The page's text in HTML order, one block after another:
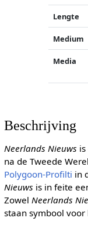
Lengte
Medium
Media
Beschrijving
Neerlands Nieuws
na de Tweede
Polygoon-Profilti in
Nieuws is in feite
Zowel Neerlands
staan symbool